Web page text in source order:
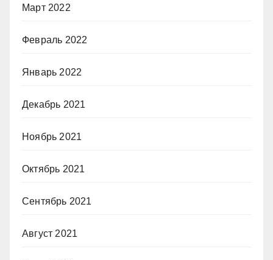
Март 2022
Февраль 2022
Январь 2022
Декабрь 2021
Ноябрь 2021
Октябрь 2021
Сентябрь 2021
Август 2021